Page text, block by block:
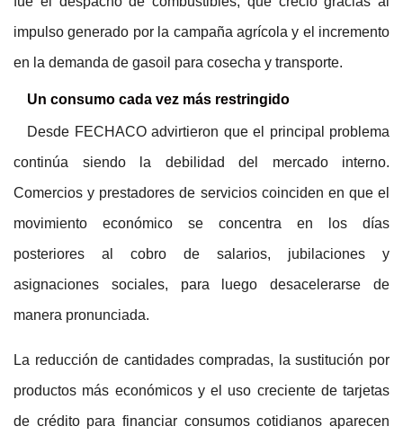
impulso generado por la campaña agrícola y el incremento
en la demanda de gasoil para cosecha y transporte.
Un consumo cada vez más restringido
Desde FECHACO advirtieron que el principal problema
continúa siendo la debilidad del mercado interno.
Comercios y prestadores de servicios coinciden en que el
movimiento económico se concentra en los días
posteriores al cobro de salarios, jubilaciones y
asignaciones sociales, para luego desacelerarse de
manera pronunciada.
La reducción de cantidades compradas, la sustitución por
productos más económicos y el uso creciente de tarjetas
de crédito para financiar consumos cotidianos aparecen